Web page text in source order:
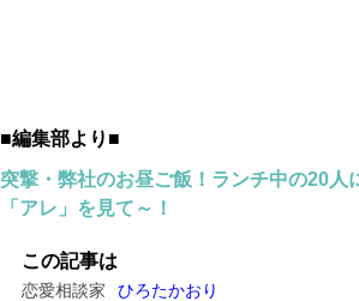
■編集部より■
突撃・弊社のお昼ご飯！ランチ中の20人
「アレ」を見て～！
この記事は
恋愛相談家 ひろたかおり